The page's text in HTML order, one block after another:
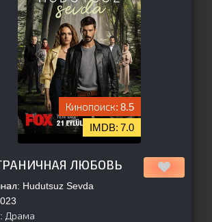
8.5
7.0
ЛЮБОВЬ
Hudutsuz Sevda
Драма